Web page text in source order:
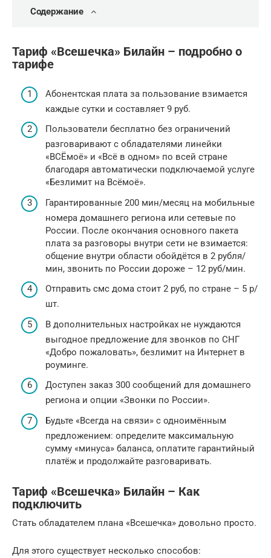
Содержание
Тариф «Всешечка» Билайн – подробно о
тарифе
Абонентская плата за пользование взимается
каждые сутки и составляет 9 руб.
Пользователи бесплатно без ограничений
разговаривают с обладателями линейки
«ВСЁмоё» и «Всё в одном» по всей стране
благодаря автоматически подключаемой услуге
«Безлимит на Всёмоё».
Гарантированные 200 мин/месяц на мобильные
номера домашнего региона или сетевые по
России. После окончания основного пакета
плата за разговоры внутри сети не взимается:
общение внутри области обойдётся в 2 рубля/
мин, звонить по России дороже – 12 руб/мин.
Отправить смс дома стоит 2 руб, по стране – 5 р/
шт.
В дополнительных настройках не нуждаются
выгодное предложение для звонков по СНГ
«Добро пожаловать», безлимит на Интернет в
роуминге.
Доступен заказ 300 сообщений для домашнего
региона и опции «Звонки по России».
Будьте «Всегда на связи» с одноимённым
предложением: определите максимальную
сумму «минуса» баланса, оплатите гарантийный
платёж и продолжайте разговаривать.
Тариф «Всешечка» Билайн – Как
подключить
Стать обладателем плана «Всешечка» довольно просто.
Для этого существует несколько способов: